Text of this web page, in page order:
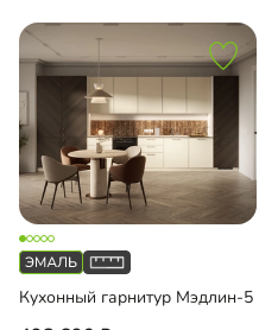
Кухонный гарнитур Мэдлин-5